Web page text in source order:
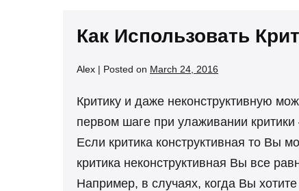
Как Использовать
Alex | Posted on March 24, 2016
Критику и даже неконструктивную
первом шаге при улаживании критики
Если критика конструктивная то Вы
критика неконструктивная Вы все
Например, в случаях, когда Вы